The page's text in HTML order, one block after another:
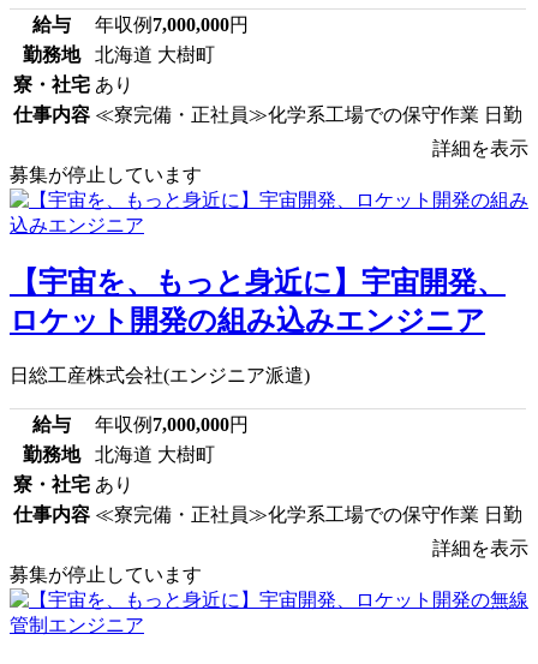
給与 年収例 7,000,000円
勤務地
北海道 大樹町
寮・社宅 あり
仕事内容 ≪寮完備・正社員≫化学系工場での保守作業 日勤
詳細を表示
募集が停止しています
【宇宙を、もっと身近に】宇宙開発、
ロケット開発の組み込みエンジニア
日総工産株式会社(エンジニア派遣)
給与 年収例 7,000,000円
勤務地
北海道 大樹町
寮・社宅 あり
仕事内容 ≪寮完備・正社員≫化学系工場での保守作業 日勤
詳細を表示
募集が停止しています